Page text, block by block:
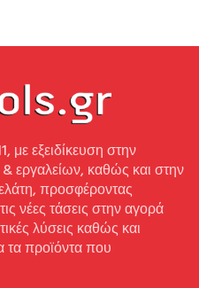
με εξειδίκευση στην
εργαλείων, καθώς και στην
προσφέροντας
νέες τάσεις στην αγορά
λύσεις καθώς και
τα προϊόντα που